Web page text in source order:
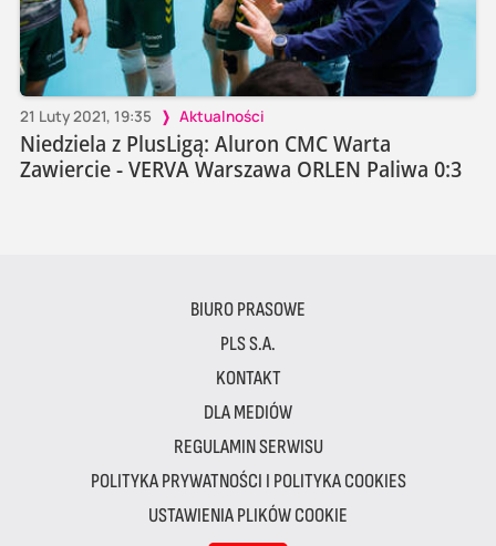
21 Luty 2021, 19:35 Aktualności
Niedziela z PlusLigą: Aluron CMC Warta
Zawiercie - VERVA Warszawa ORLEN Paliwa 0:3
BIURO PRASOWE
PLS S.A.
KONTAKT
DLA MEDIÓW
REGULAMIN SERWISU
POLITYKA PRYWATNOŚCI I POLITYKA COOKIES
USTAWIENIA PLIKÓW COOKIE